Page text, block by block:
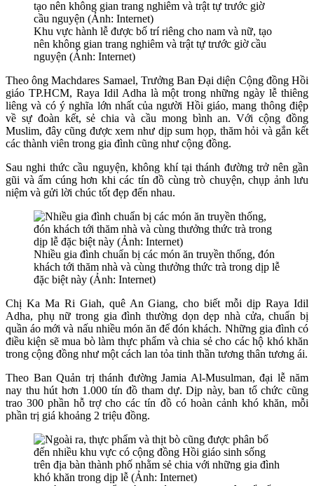
Khu vực hành lễ được bố trí riêng cho nam và nữ, tạo
nên không gian trang nghiêm và trật tự trước giờ cầu
nguyện (Ảnh: Internet)
Theo ông Machdares Samael, Trưởng Ban Đại diện Cộng đồng Hồi
giáo TP.HCM, Raya Idil Adha là một trong những ngày lễ thiêng
liêng và có ý nghĩa lớn nhất của người Hồi giáo, mang thông điệp
về sự đoàn kết, sẻ chia và cầu mong bình an. Với cộng đồng
Muslim, đây cũng được xem như dịp sum họp, thăm hỏi và gắn kết
các thành viên trong gia đình cũng như cộng đồng.
Sau nghi thức cầu nguyện, không khí tại thánh đường trở nên gần
gũi và ấm cúng hơn khi các tín đồ cùng trò chuyện, chụp ảnh lưu
niệm và gửi lời chúc tốt đẹp đến nhau.
Nhiều gia đình chuẩn bị các món ăn truyền thống, đón
khách tới thăm nhà và cùng thưởng thức trà trong dịp lễ
đặc biệt này (Ảnh: Internet)
Chị Ka Ma Ri Giah, quê An Giang, cho biết mỗi dịp Raya Idil
Adha, phụ nữ trong gia đình thường dọn dẹp nhà cửa, chuẩn bị
quần áo mới và nấu nhiều món ăn để đón khách. Những gia đình có
điều kiện sẽ mua bò làm thực phẩm và chia sẻ cho các hộ khó khăn
trong cộng đồng như một cách lan tỏa tinh thần tương thân tương ái.
Theo Ban Quản trị thánh đường Jamia Al-Musulman, đại lễ năm
nay thu hút hơn 1.000 tín đồ tham dự. Dịp này, ban tổ chức cũng
trao 300 phần hỗ trợ cho các tín đồ có hoàn cảnh khó khăn, mỗi
phần trị giá khoảng 2 triệu đồng.